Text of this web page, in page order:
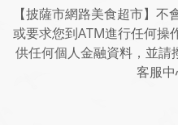
【披薩市網路美食超市】
或要求您到ATM進行任何操
供任何個人金融資料，並請
客服中